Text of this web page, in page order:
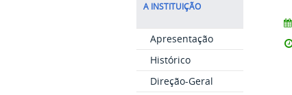
A INSTITUIÇÃO
Apresentação
Histórico
Direção-Geral